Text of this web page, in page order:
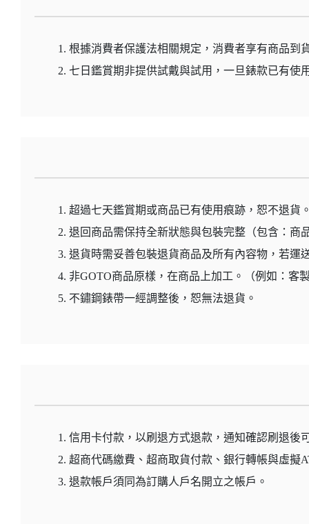
根據消費者保護法相關規定，消費者享有商品到
七日鑑賞期非提供試戴與試用，一旦錶款已有使
超過七天鑑賞期或商品已有使用痕跡，恕不退貨
退回商品需保持全新狀態與包裝完整（包含：商
退貨時需妥善包裝退貨商品及所有內容物，若運
非GOTO商品原樣，在商品上加工。（例如：客
不鏽鋼錶帶一經調整後，恕無法退貨。
信用卡付款，以刷退方式退款，通知確認刷退後
超商代碼繳費、超商取貨付款、銀行轉帳與虛擬
退款帳戶須同為訂購人戶名開立之帳戶。